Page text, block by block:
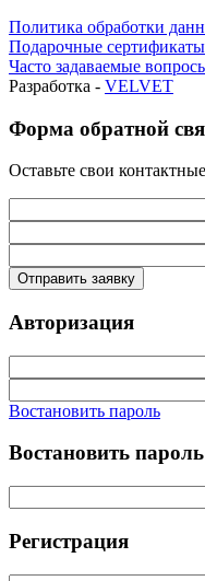
Политика обработки
Подарочные сертификаты
Часто задаваемые
Разработка - VELVET
Форма обратной
Оставьте свои
Отправить заявку
Авторизация
Востановить пароль
Востановить пароль
Регистрация